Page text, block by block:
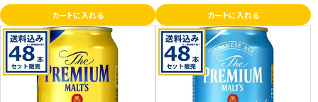
カートに入れる カートに入れる